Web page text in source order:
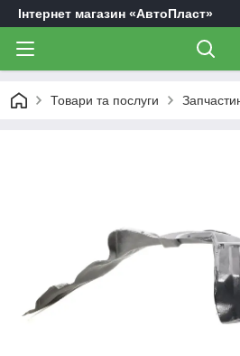
Інтернет магазин «АвтоПласт»
Товари та послуги